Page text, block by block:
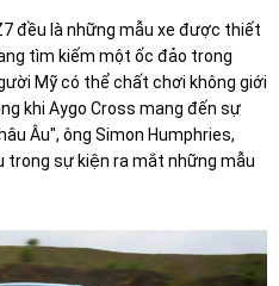
đều là những mẫu xe được thiết
tìm kiếm một ốc đảo trong
Mỹ có thể chất chơi không giới
khi Aygo Cross mang đến sự
Âu", ông Simon Humphries,
trong sự kiện ra mắt những mẫu